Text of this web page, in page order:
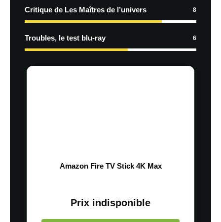
Critique de Les Maîtres de l’univers 8
Troubles, le test blu-ray 6
Amazon Fire TV Stick 4K Max
Prix indisponible